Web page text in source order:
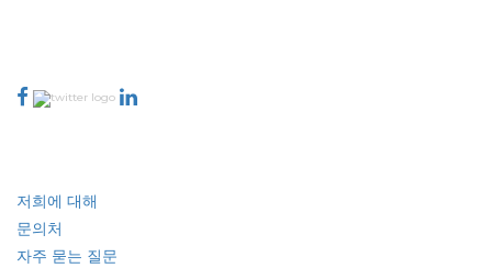
저희에 대해
문의처
자주 묻는 질문